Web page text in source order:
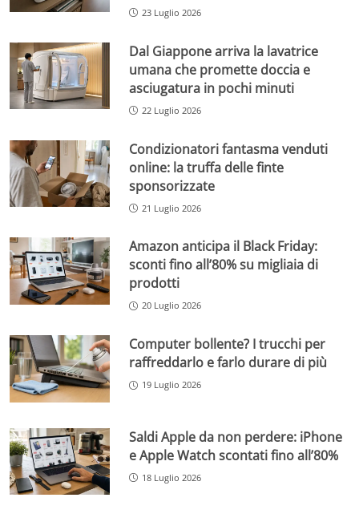
23 Luglio 2026
Dal Giappone arriva la lavatrice
umana che promette doccia e
asciugatura in pochi minuti
22 Luglio 2026
Condizionatori fantasma venduti
online: la truffa delle finte
sponsorizzate
21 Luglio 2026
Amazon anticipa il Black Friday:
sconti fino all’80% su migliaia di
prodotti
20 Luglio 2026
Computer bollente? I trucchi per
raffreddarlo e farlo durare di più
19 Luglio 2026
Saldi Apple da non perdere: iPhone
e Apple Watch scontati fino all’80%
18 Luglio 2026